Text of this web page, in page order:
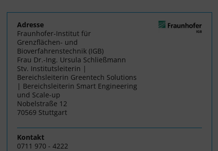
Adresse
Fraunhofer-Institut für
Grenzflächen- und
Bioverfahrenstechnik (IGB)
Frau Dr.-Ing. Ursula Schließmann
Stv. Institutsleiterin |
Bereichsleiterin Greentech Solutions
| Bereichsleiterin Smart Engineering
und Scale-up
Nobelstraße 12
70569 Stuttgart
Kontakt
0711 970 - 4222